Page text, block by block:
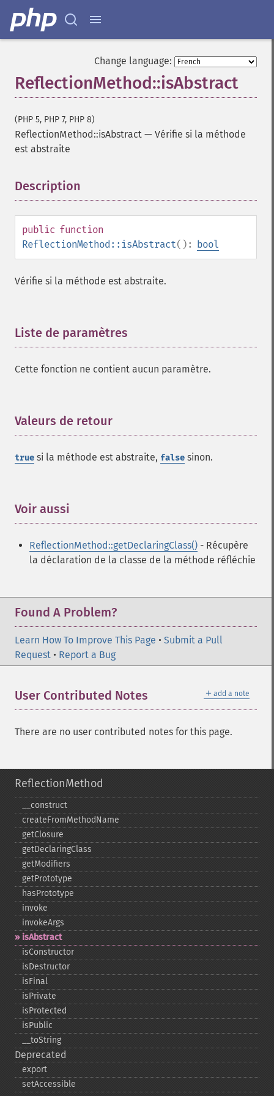
Change language:
ReflectionMethod::isAbstract
(PHP 5, PHP 7, PHP 8)
ReflectionMethod::isAbstract — Vérifie si la méthode
est abstraite
Description
public function
ReflectionMethod::isAbstract(): bool
Vérifie si la méthode est abstraite.
Liste de paramètres
Cette fonction ne contient aucun paramètre.
Valeurs de retour
true si la méthode est abstraite, false sinon.
Voir aussi
ReflectionMethod::getDeclaringClass() - Récupère
la déclaration de la classe de la méthode réfléchie
Found A Problem?
Learn How To Improve This Page • Submit a Pull
Request • Report a Bug
＋ add a note
User Contributed Notes
There are no user contributed notes for this page.
ReflectionMethod
_​_​construct
createFromMethodName
getClosure
getDeclaringClass
getModifiers
getPrototype
hasPrototype
invoke
invokeArgs
isAbstract
isConstructor
isDestructor
isFinal
isPrivate
isProtected
isPublic
_​_​toString
Deprecated
export
setAccessible